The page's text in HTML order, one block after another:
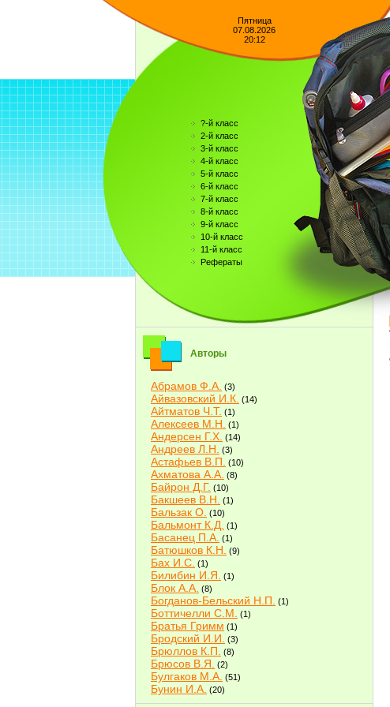
Пятница
07.08.2026
20:12
?-й класс
2-й класс
3-й класс
4-й класс
5-й класс
6-й класс
7-й класс
8-й класс
9-й класс
10-й класс
11-й класс
Рефераты
Авторы
Абрамов Ф.А. (3)
Айвазовский И.К. (14)
Айтматов Ч.Т. (1)
Алексеев М.Н. (1)
Андерсен Г.Х. (14)
Андреев Л.Н. (3)
Астафьев В.П. (10)
Ахматова А.А. (8)
Байрон Д.Г. (10)
Бакшеев В.Н. (1)
Бальзак О. (10)
Бальмонт К.Д. (1)
Басанец П.А. (1)
Батюшков К.Н. (9)
Бах И.С. (1)
Билибин И.Я. (1)
Блок А.А. (8)
Богданов-Бельский Н.П. (1)
Боттичелли С.М. (1)
Братья Гримм (1)
Бродский И.И. (3)
Брюллов К.П. (8)
Брюсов В.Я. (2)
Булгаков М.А. (51)
Бунин И.А. (20)
Быков В.В.(2)